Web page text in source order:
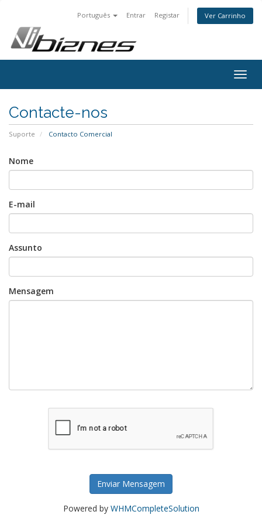
Português Entrar Registar Ver Carrinho
Contacte-nos
Suporte Contacto Comercial
Nome
E-mail
Assunto
Mensagem
Enviar Mensagem
Powered by WHMCompleteSolution